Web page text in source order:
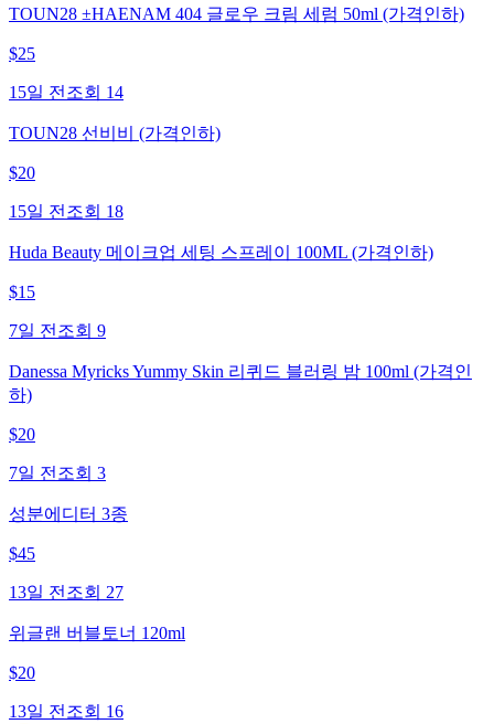
TOUN28 ±HAENAM 404 글로우 크림 세럼 50ml (가격인하)
$25
15일 전 조회 14
TOUN28 선비비 (가격인하)
$20
15일 전 조회 18
Huda Beauty 메이크업 세팅 스프레이 100ML (가격인하)
$15
7일 전 조회 9
Danessa Myricks Yummy Skin 리퀴드 블러링 밤 100ml (가격인
하)
$20
7일 전 조회 3
성분에디터 3종
$45
13일 전 조회 27
위글랜 버블토너 120ml
$20
13일 전 조회 16